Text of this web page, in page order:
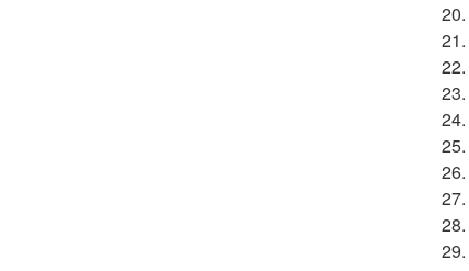
20.
21.
22.
23.
24.
25.
26.
27.
28.
29.